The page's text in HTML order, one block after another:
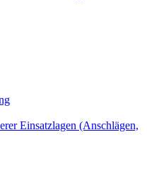
Einsatzlagen (Anschlägen,